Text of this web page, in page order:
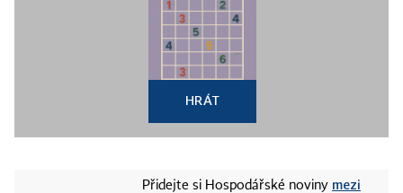
HRÁT
Přidejte si Hospodářské noviny mezi